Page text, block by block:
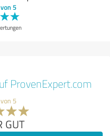
5
ProvenExpert.com
5
GUT